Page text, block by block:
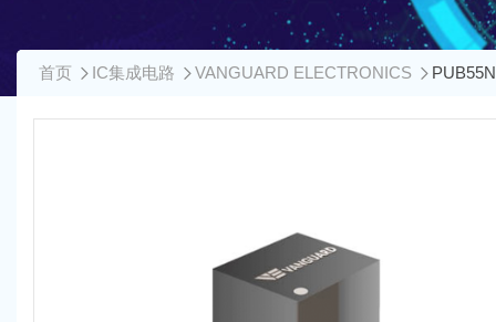
首页 IC集成电路 VANGUARD ELECTRONICS